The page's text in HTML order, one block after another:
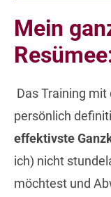
Mein
Das Training
persönlich
effektivste
ich) nicht
möchtest und